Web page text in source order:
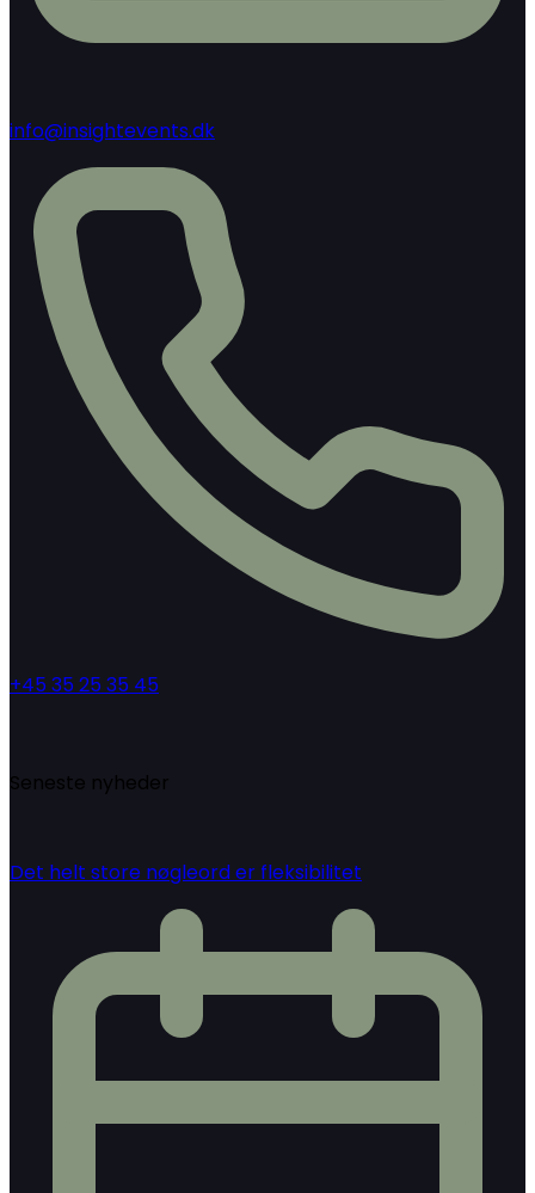
info@insightevents.dk
+45 35 25 35 45
Seneste nyheder
Det helt store nøgleord er fleksibilitet